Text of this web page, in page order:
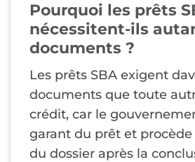
Pourquoi les prêts
nécessitent-ils
documents ?
Les prêts SBA exigent
documents que toute
crédit, car le
garant du prêt et
du dossier après la